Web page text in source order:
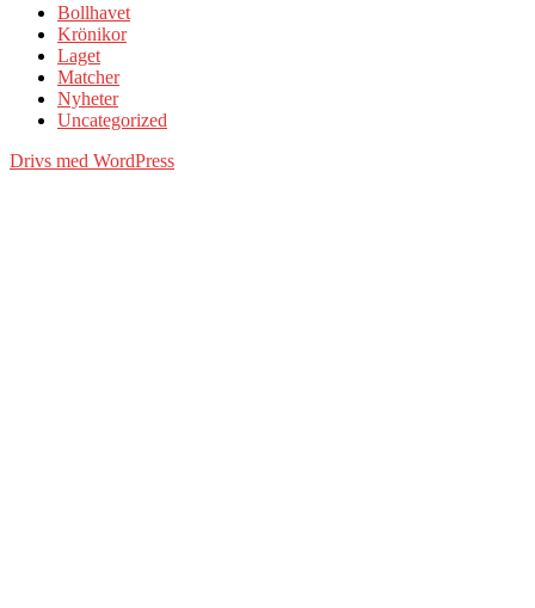
Bollhavet
Krönikor
Laget
Matcher
Nyheter
Uncategorized
Drivs med WordPress